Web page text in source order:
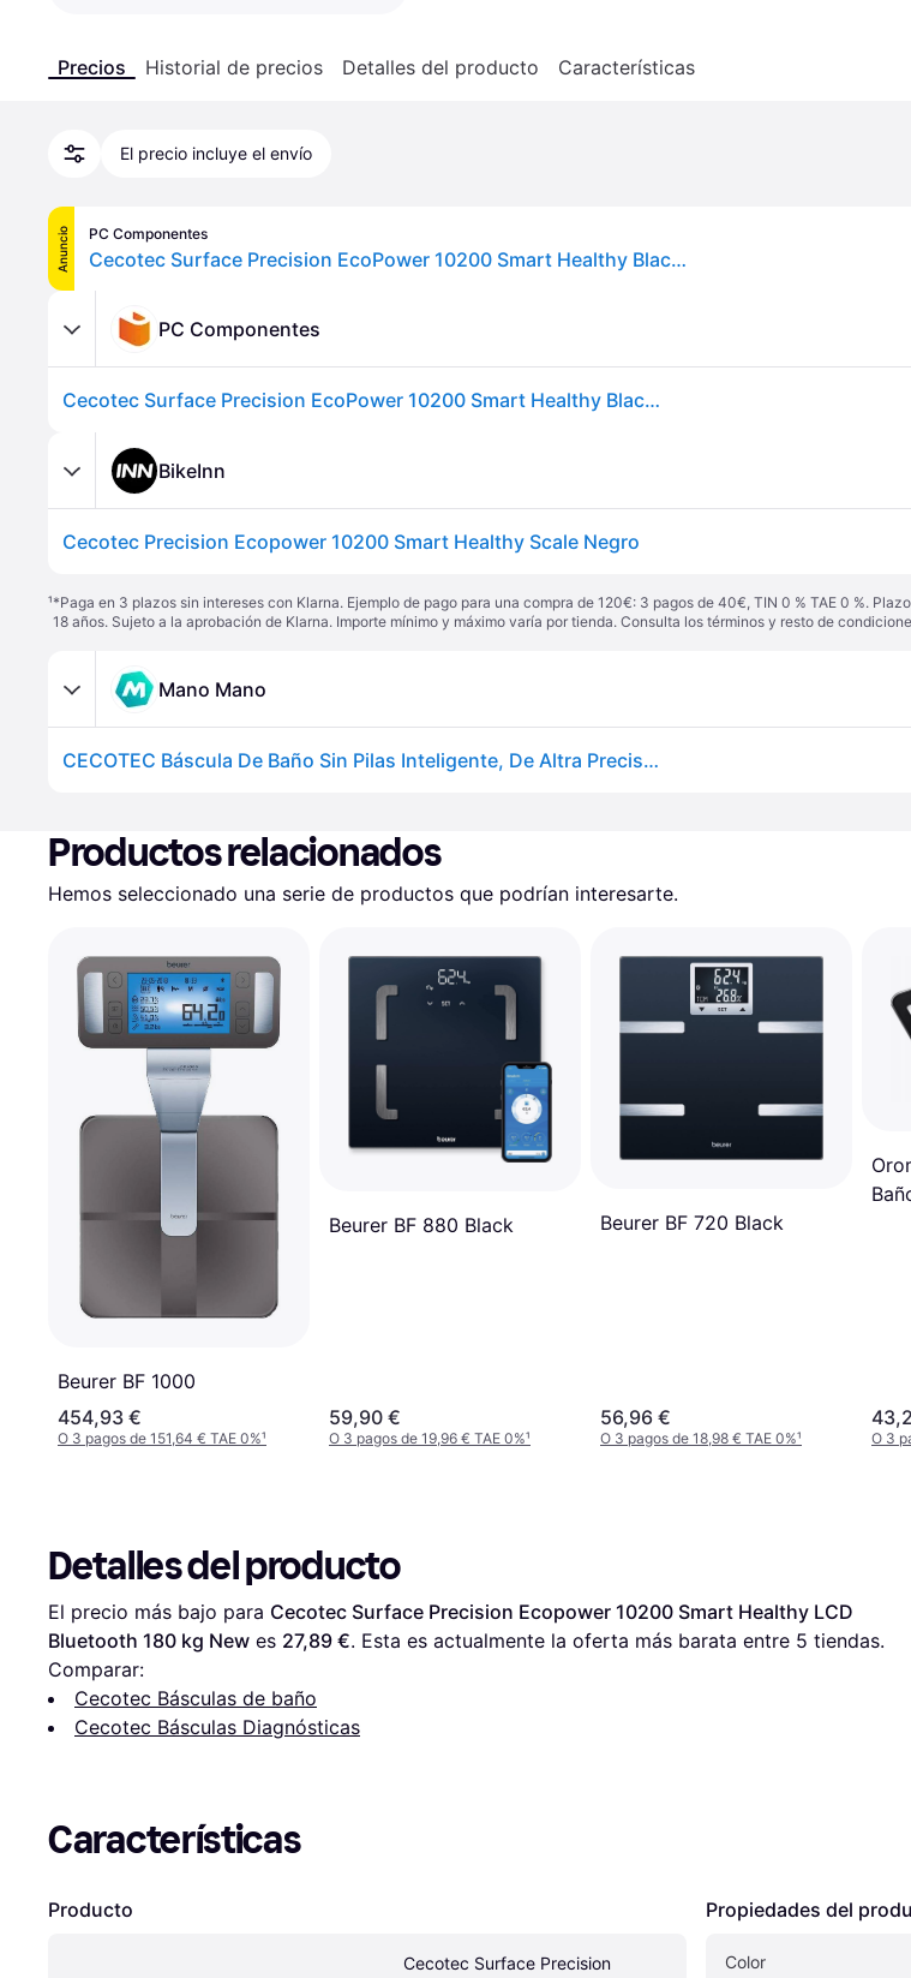
Precios Historial de precios Detalles del producto Características
El precio incluye el envío
Anuncio PC Componentes
Cecotec Surface Precision EcoPower 10200 Smart Healthy Black Báscula de Baño
PC Componentes
Cecotec Surface Precision EcoPower 10200 Smart Healthy Black Báscula de Baño
BikeInn
Cecotec Precision Ecopower 10200 Smart Healthy Scale Negro
¹*Paga en 3 plazos sin intereses con Klarna. Ejemplo de pago para una compra de 120€: 3 pagos de 40€, TIN 0 % TAE 0 %.
18 años. Sujeto a la aprobación de Klarna. Importe mínimo y máximo varía por tienda. Consulta los términos y resto de
Mano Mano
CECOTEC Báscula De Baño Sin Pilas Inteligente, De Altra Precisión Y Conectividad Bluetooth.
Productos relacionados
Hemos seleccionado una serie de productos que podrían interesarte.
Beurer BF 1000
454,93 €
O 3 pagos de 151,64 € TAE 0%¹
Beurer BF 880 Black
59,90 €
O 3 pagos de 19,96 € TAE 0%¹
Beurer BF 720 Black
56,96 €
O 3 pagos de 18,98 € TAE 0%¹ O 3
Detalles del producto
El precio más bajo para Cecotec Surface Precision Ecopower 10200 Smart Healthy LCD
Bluetooth 180 kg New es 27,89 €. Esta es actualmente la oferta más barata entre 5 tiendas.
Comparar:
Cecotec Básculas de baño
Cecotec Básculas Diagnósticas
Características
Producto
Cecotec Surface Precision
Propiedades del
Color